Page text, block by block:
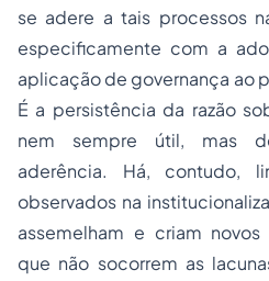
se adere a tais processos
especificamente com a
aplicação de governança ao
É a persistência da razão
nem sempre útil, mas
aderência. Há, contudo,
observados na
assemelham e criam novos
que não socorrem as